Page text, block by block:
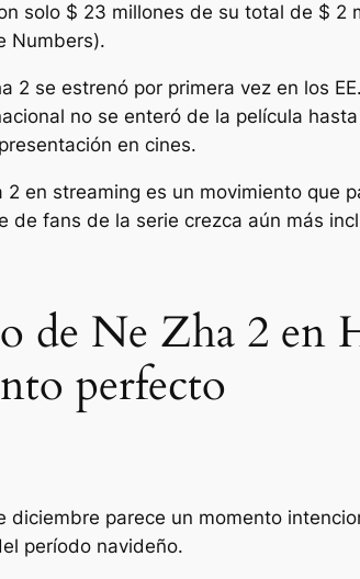
solo $ 23 millones de su total de $
Numbers).
2 se estrenó por primera vez en los
no se enteró de la película
en cines.
2 en streaming es un movimiento que
de fans de la serie crezca aún más
de Ne Zha 2 en
perfecto
diciembre parece un momento
período navideño.